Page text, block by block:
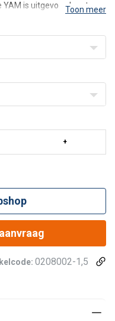
is uitgevoerd met een
spannen.
Toon meer
0208002-1,5